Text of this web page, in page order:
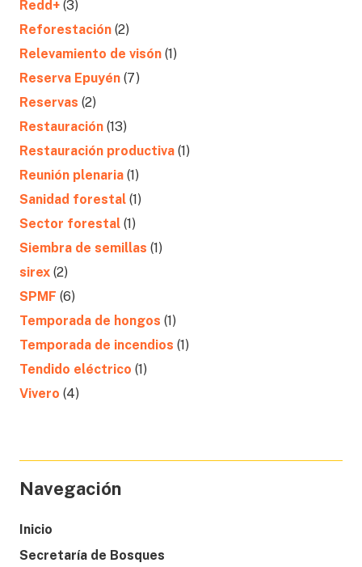
Redd+ (3)
Reforestación (2)
Relevamiento de visón (1)
Reserva Epuyén (7)
Reservas (2)
Restauración (13)
Restauración productiva (1)
Reunión plenaria (1)
Sanidad forestal (1)
Sector forestal (1)
Siembra de semillas (1)
sirex (2)
SPMF (6)
Temporada de hongos (1)
Temporada de incendios (1)
Tendido eléctrico (1)
Vivero (4)
Navegación
Inicio
Secretaría de Bosques